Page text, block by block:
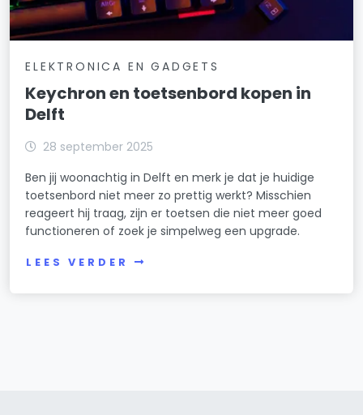
ELEKTRONICA EN GADGETS
Keychron en toetsenbord kopen in
Delft
28 september 2025
Ben jij woonachtig in Delft en merk je dat je huidige
toetsenbord niet meer zo prettig werkt? Misschien
reageert hij traag, zijn er toetsen die niet meer goed
functioneren of zoek je simpelweg een upgrade.
LEES VERDER